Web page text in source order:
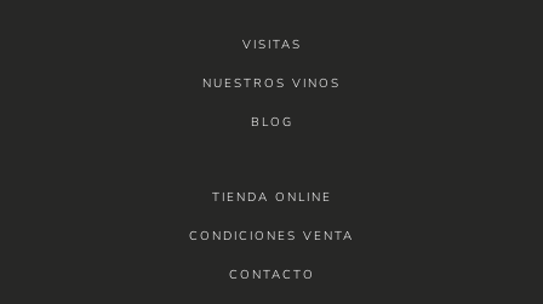
VISITAS
NUESTROS VINOS
BLOG
TIENDA ONLINE
CONDICIONES VENTA
CONTACTO